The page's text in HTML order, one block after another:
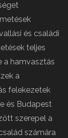
és családi
teljes
a hamvasztás
a
felekezetek
és Budapest
szerepel a
számára